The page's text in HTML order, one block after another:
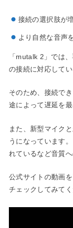
接続の選択肢が
より自然な音声
「mutalk 2」では
の接続に対応してい
そのため、接続で
途によって遅延を
また、新型マイク
うになっています
れているなど音質
公式サイトの動画
チェックしてみてく